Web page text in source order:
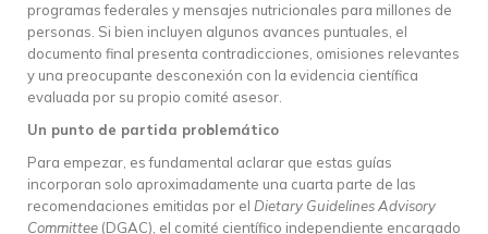
programas federales y mensajes nutricionales para millones de
personas. Si bien incluyen algunos avances puntuales, el
documento final presenta contradicciones, omisiones relevantes
y una preocupante desconexión con la evidencia científica
evaluada por su propio comité asesor.
Un punto de partida problemático
Para empezar, es fundamental aclarar que estas guías
incorporan solo aproximadamente una cuarta parte de las
recomendaciones emitidas por el Dietary Guidelines Advisory
Committee (DGAC), el comité científico independiente encargado